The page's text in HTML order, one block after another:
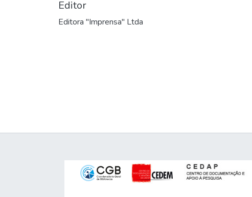
Editor
Editora "Imprensa" Ltda